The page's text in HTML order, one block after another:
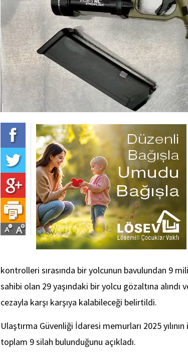
kontrolleri sırasında bir yolcunun bavulundan 9
sahibi olan 29 yaşındaki bir yolcu gözaltına alındı
cezayla karşı karşıya kalabileceği belirtildi.
Ulaştırma Güvenliği İdaresi memurları 2025
toplam 9 silah bulunduğunu açıkladı.